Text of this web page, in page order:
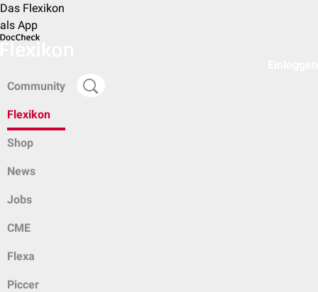
Das Flexikon
als App
Community
Flexikon
Shop
News
Jobs
CME
Flexa
Piccer